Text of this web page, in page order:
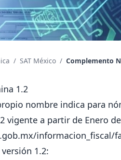
/ SAT México / Complemento
1.2
nombre indica para
vigente a partir de Enero
informacion_fiscal/
1.2: